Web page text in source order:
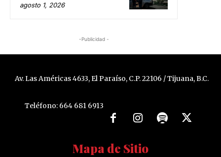
agosto 1, 2026
-Publicidad -
Av. Las Américas 4633, El Paraíso, C.P. 22106 / Tijuana, B.C.
Teléfono: 664 681 6913
Mapa de Sitio